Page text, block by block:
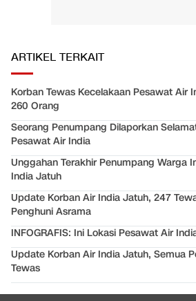
ARTIKEL TERKAIT
Korban Tewas Kecelakaan Pesawat Air
260 Orang
Seorang Penumpang Dilaporkan
Pesawat Air India
Unggahan Terakhir Penumpang Warga
India Jatuh
Update Korban Air India Jatuh, 247
Penghuni Asrama
INFOGRAFIS: Ini Lokasi Pesawat Air
Update Korban Air India Jatuh, Semua
Tewas